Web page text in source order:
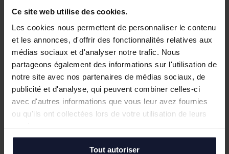
Ce site web utilise des cookies.
Les cookies nous permettent de personnaliser le contenu
et les annonces, d'offrir des fonctionnalités relatives aux
médias sociaux et d'analyser notre trafic. Nous
partageons également des informations sur l'utilisation de
notre site avec nos partenaires de médias sociaux, de
publicité et d'analyse, qui peuvent combiner celles-ci
avec d'autres informations que vous leur avez fournies
ou qu'ils ont collectées lors de votre utilisation de leurs
Tout autoriser
Nos biens similaires